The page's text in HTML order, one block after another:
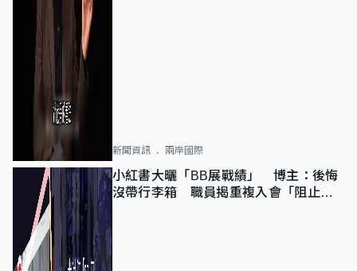
新聞資訊 兩岸國際
小紅書大曬「BB展戰績」 博主：後悔
沒帶行李箱 職員揭重複入會「阻止唔